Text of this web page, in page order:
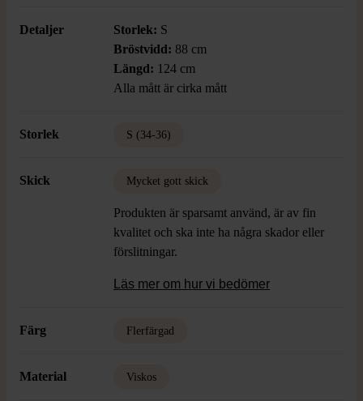
Detaljer Storlek: S
Bröstvidd: 88 cm
Längd: 124 cm
Alla mått är cirka mått
Storlek S (34-36)
Skick Mycket gott skick
Produkten är sparsamt använd, är av fin
kvalitet och ska inte ha några skador eller
förslitningar.
Läs mer om hur vi bedömer
Färg Flerfärgad
Material Viskos